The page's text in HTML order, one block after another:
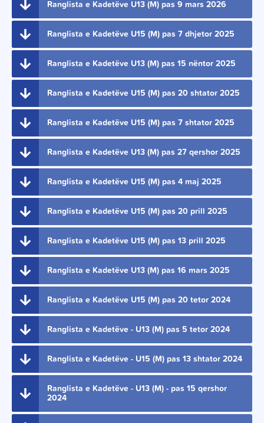
Ranglista e Kadetëve U13 (M) pas 9 mars 2026
Ranglista e Kadetëve U15 (M) pas 7 dhjetor 2025
Ranglista e Kadetëve U13 (M) pas 15 nëntor 2025
Ranglista e Kadetëve U15 (M) pas 20 shtator 2025
Ranglista e Kadetëve U15 (M) pas 7 shtator 2025
Ranglista e Kadetëve U13 (M) pas 27 qershor 2025
Ranglista e Kadetëve U15 (M) pas 4 maj 2025
Ranglista e Kadetëve U15 (M) pas 20 prill 2025
Ranglista e Kadetëve U15 (M) pas 13 prill 2025
Ranglista e Kadetëve U13 (M) pas 16 mars 2025
Ranglista e Kadetëve U15 (M) pas 20 tetor 2024
Ranglista e Kadetëve - U13 (M) pas 5 tetor 2024
Ranglista e Kadetëve - U15 (M) pas 13 shtator 2024
Ranglista e Kadetëve - U13 (M) - pas 15 qershor
2024